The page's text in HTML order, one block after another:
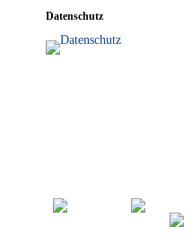
Daten­schutz